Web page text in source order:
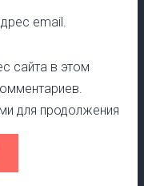
email.
сайта в этом
для продолжения